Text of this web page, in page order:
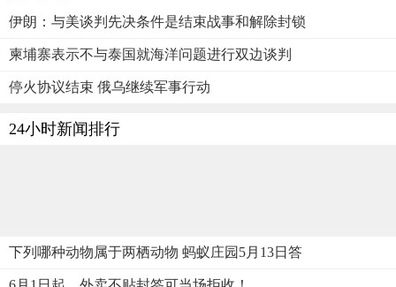
伊朗：与美谈判先决条件是结束战事和解除封锁
柬埔寨表示不与泰国就海洋问题进行双边谈判
停火协议结束 俄乌继续军事行动
24小时新闻排行
下列哪种动物属于两栖动物 蚂蚁庄园5月13日答